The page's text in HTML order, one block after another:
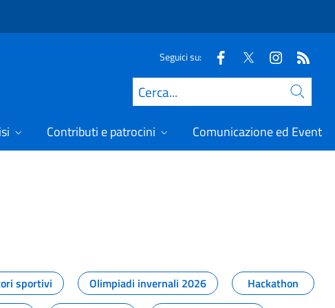
Seguici su:
Cerca
Contributi e patrocini Comunicazione ed Eventi
sportivi Olimpiadi invernali 2026
Hackathon